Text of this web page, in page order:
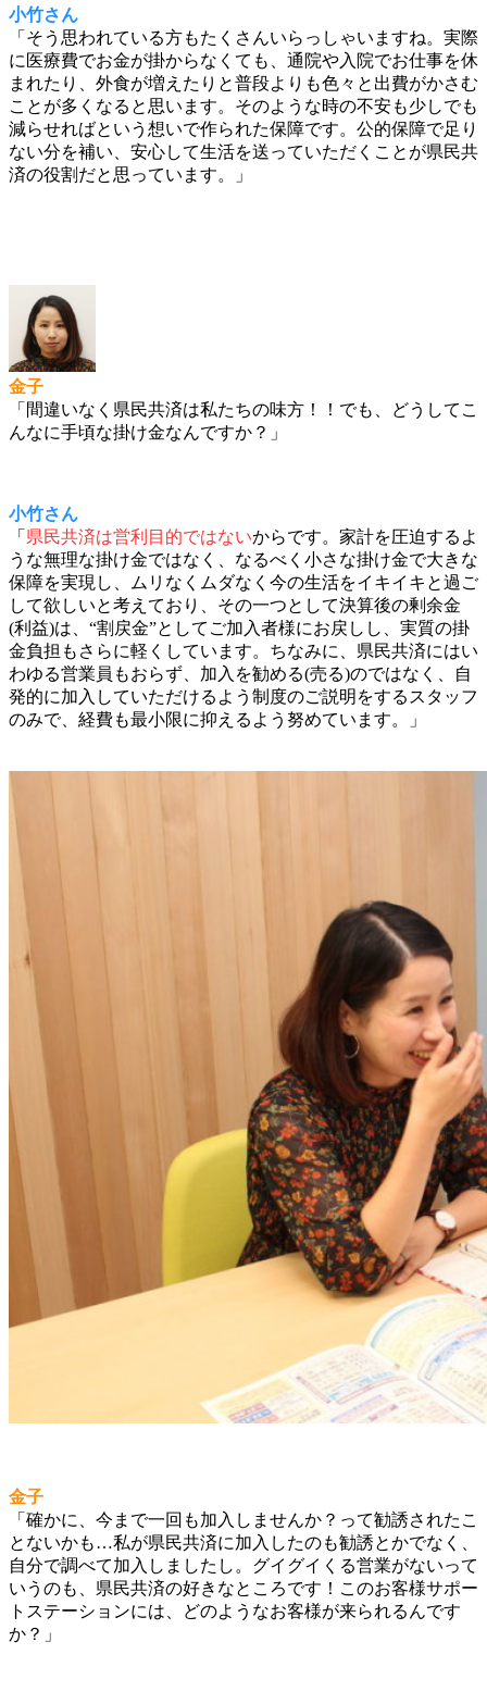
小竹さん
「そう思われている方もたくさんいらっしゃいますね。実際
に医療費でお金が掛からなくても、通院や入院でお仕事を休
まれたり、外食が増えたりと普段よりも色々と出費がかさむ
ことが多くなると思います。そのような時の不安も少しでも
減らせればという想いで作られた保障です。公的保障で足り
ない分を補い、安心して生活を送っていただくことが県民共
済の役割だと思っています。」
金子
「間違いなく県民共済は私たちの味方！！でも、どうしてこ
んなに手頃な掛け金なんですか？」
小竹さん
「 県民共済は営利目的ではないからです。家計を圧迫するよ
うな無理な掛け金ではなく、なるべく小さな掛け金で大きな
保障を実現し、ムリなくムダなく今の生活をイキイキと過ご
して欲しいと考えており、その一つとして決算後の剰余金
(利益)は、“割戻金”としてご加入者様にお戻しし、実質の掛
金負担もさらに軽くしています。ちなみに、県民共済にはい
わゆる営業員もおらず、加入を勧める(売る)のではなく、自
発的に加入していただけるよう制度のご説明をするスタッフ
のみで、経費も最小限に抑えるよう努めています。」
金子
「確かに、今まで一回も加入しませんか？って勧誘されたこ
とないかも…私が県民共済に加入したのも勧誘とかでなく、
自分で調べて加入しましたし。グイグイくる営業がないって
いうのも、県民共済の好きなところです！このお客様サポー
トステーションには、どのようなお客様が来られるんです
か？」